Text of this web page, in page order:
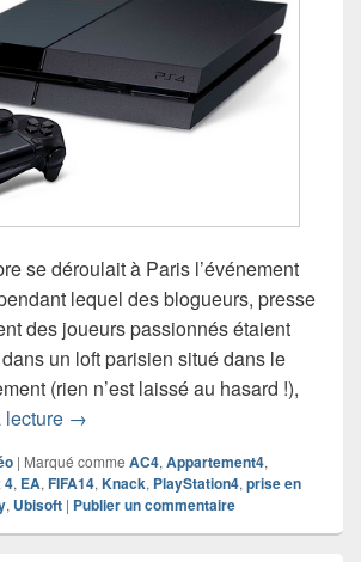
se déroulait à Paris l’événement
lequel des blogueurs, presse
des joueurs passionnés étaient
un loft parisien situé dans le
(rien n’est laissé au hasard !),
lecture Prise en main de la PS4 et de la
→
| Marqué comme AC4, Appartement4,
4, EA, FIFA14, Knack, PlayStation4, prise en
, Ubisoft | Publier un commentaire